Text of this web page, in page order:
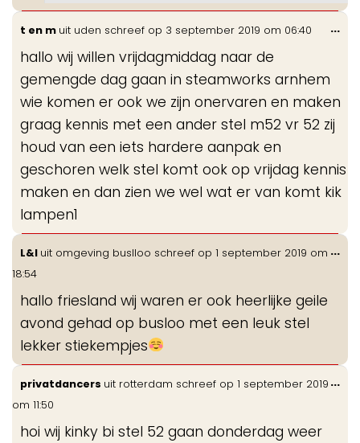
t en m uit uden schreef op 3 september 2019 om 06:40
hallo wij willen vrijdagmiddag naar de
gemengde dag gaan in steamworks arnhem
wie komen er ook we zijn onervaren en maken
graag kennis met een ander stel m52 vr 52 zij
houd van een iets hardere aanpak en
geschoren welk stel komt ook op vrijdag kennis
maken en dan zien we wel wat er van komt kik
lampen1
...
L&I uit omgeving buslloo schreef op 1 september 2019 om
18:54
hallo friesland wij waren er ook heerlijke geile
avond gehad op busloo met een leuk stel
lekker stiekempjes
...
privatdancers uit rotterdam schreef op 1 september 2019
om 11:50
hoi wij kinky bi stel 52 gaan donderdag weer
...